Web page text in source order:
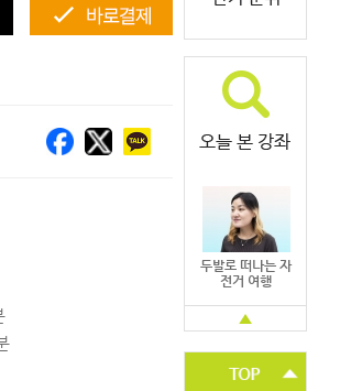
두발로 떠나는 자
전거 여행
▲